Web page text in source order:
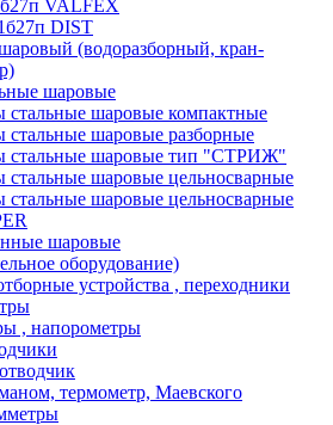
VALFEX
DIST
(водоразборный, кран-
шаровые
стальные шаровые компактные
стальные шаровые разборные
стальные шаровые тип "СТРИЖ"
стальные шаровые цельносварные
стальные шаровые цельносварные
шаровые
оборудование)
устройства , переходники
, напорометры
термометр, Маевского